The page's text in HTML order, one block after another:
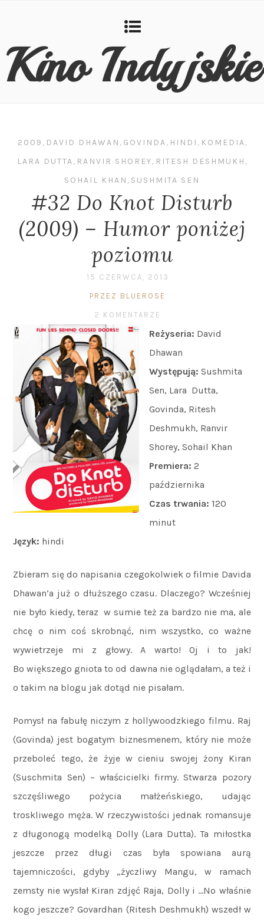
Kino Indyjskie
2009 , DAVID DHAWAN , GOVINDA, HINDI , KOMEDIA,
LARA DUTTA, RANVIR SHOREY, RITESH DESHMUKH ,
SOHAIL KHAN , SUSHMITA SEN
#32 Do Knot Disturb
(2009) – Humor poniżej
poziomu
15 CZERWCA, 2013
PRZEZ BLUEROSE
2 KOMENTARZE
Reżyseria: David
Dhawan
Występują: Sushmita
Sen, Lara Dutta,
Govinda, Ritesh
Deshmukh, Ranvir
Shorey, Sohail Khan
Premiera: 2
października
Czas trwania: 120
minut
Język: hindi
Zbieram się do napisania czegokolwiek o filmie Davida
Dhawan’a już o dłuższego czasu. Dlaczego? Wcześniej
nie było kiedy, teraz w sumie też za bardzo nie ma, ale
chcę o nim coś skrobnąć, nim wszystko, co ważne
wywietrzeje mi z głowy. A warto! Oj i to jak!
Bo większego gniota to od dawna nie oglądałam, a też i
o takim na blogu jak dotąd nie pisałam.
Pomysł na fabułę niczym z hollywoodzkiego filmu. Raj
(Govinda) jest bogatym biznesmenem, który nie może
przeboleć tego, że żyje w cieniu swojej żony Kiran
(Suschmita Sen) – właścicielki firmy. Stwarza pozory
szczęśliwego pożycia małżeńskiego, udając
troskliwego męża. W rzeczywistości jednak romansuje
z długonogą modelką Dolly (Lara Dutta). Ta miłostka
jeszcze przez długi czas była spowiana aurą
tajemniczości, gdyby „życzliwy Mangu, w ramach
zemsty nie wysłał Kiran zdjęć Raja, Dolly i …No właśnie
kogo jeszcze? Govardhan (Ritesh Deshmukh) wszedł w